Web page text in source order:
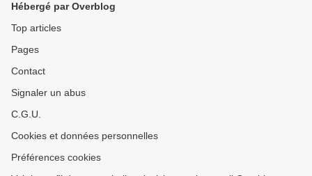
Hébergé par Overblog
Top articles
Pages
Contact
Signaler un abus
C.G.U.
Cookies et données personnelles
Préférences cookies